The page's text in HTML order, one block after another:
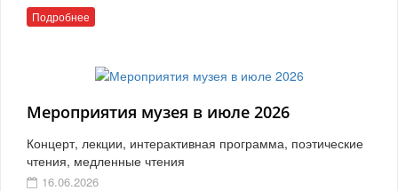
Подробнее
Мероприятия музея в июле 2026
Концерт, лекции, интерактивная программа, поэтические
чтения, медленные чтения
16.06.2026